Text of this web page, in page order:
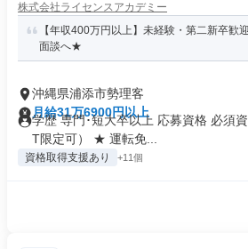
株式会社ライセンスアカデミー
【年収400万円以上】未経験・第二新卒
面談へ★
沖縄県浦添市勢理客
月給31万6900円以上
学歴 専門･短大卒以上 応募資格 必須
T限定可） ★ 運転免...
資格取得支援あり +11個